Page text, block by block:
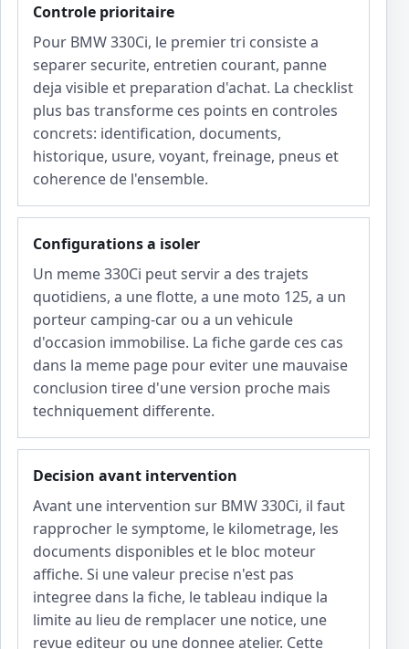
Controle prioritaire
Pour BMW 330Ci, le premier tri consiste a
separer securite, entretien courant, panne
deja visible et preparation d'achat. La checklist
plus bas transforme ces points en controles
concrets: identification, documents,
historique, usure, voyant, freinage, pneus et
coherence de l'ensemble.
Configurations a isoler
Un meme 330Ci peut servir a des trajets
quotidiens, a une flotte, a une moto 125, a un
porteur camping-car ou a un vehicule
d'occasion immobilise. La fiche garde ces cas
dans la meme page pour eviter une mauvaise
conclusion tiree d'une version proche mais
techniquement differente.
Decision avant intervention
Avant une intervention sur BMW 330Ci, il faut
rapprocher le symptome, le kilometrage, les
documents disponibles et le bloc moteur
affiche. Si une valeur precise n'est pas
integree dans la fiche, le tableau indique la
limite au lieu de remplacer une notice, une
revue editeur ou une donnee atelier. Cette